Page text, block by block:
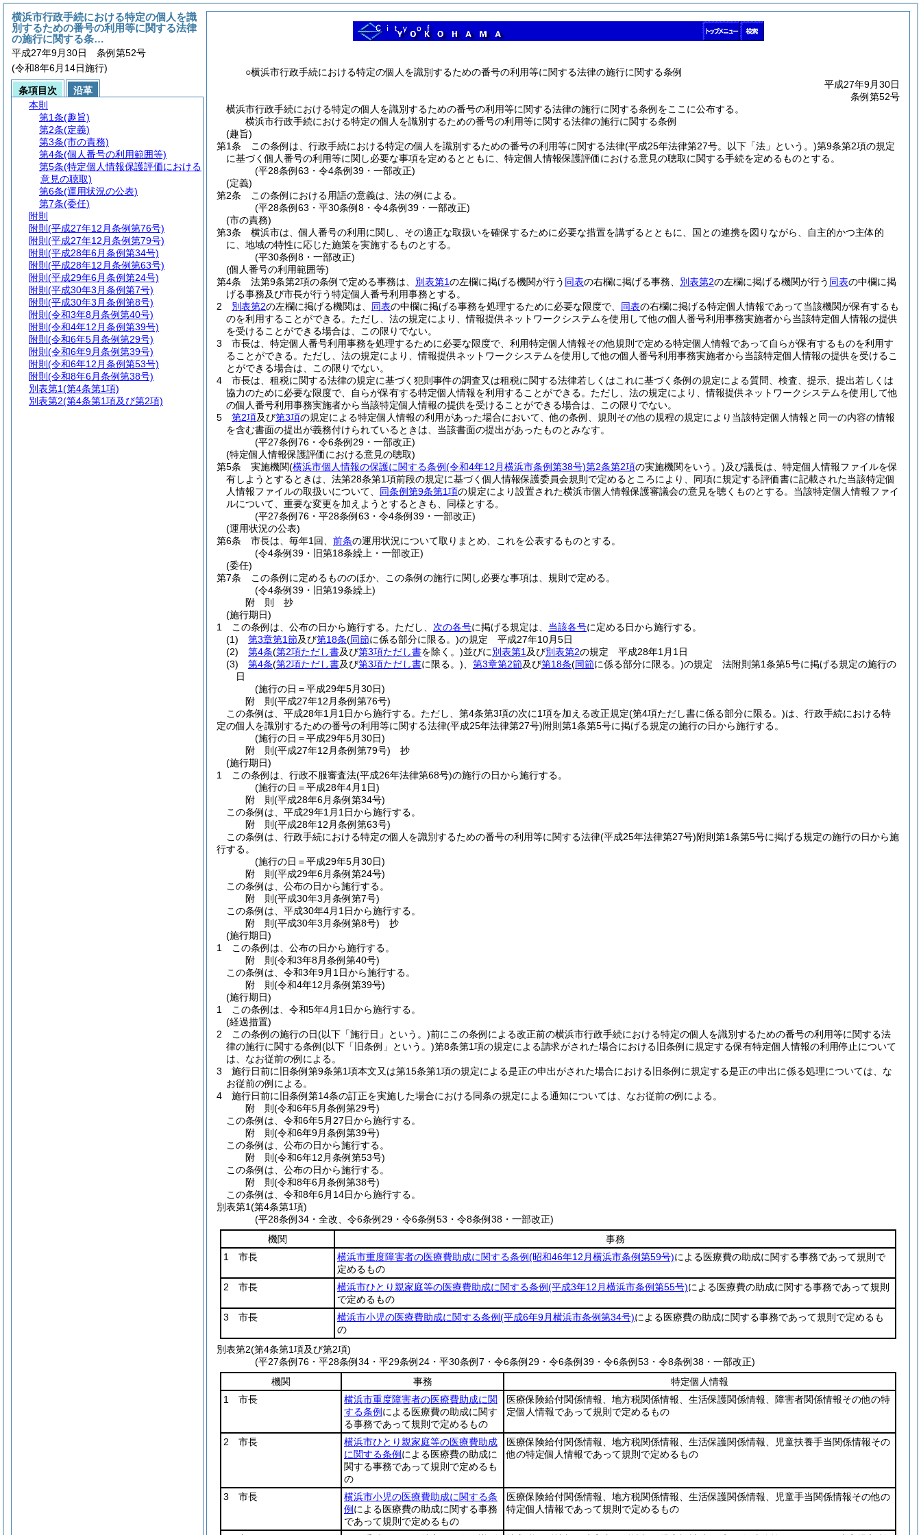
○横浜市行政手続における特定の個人を識別するための番号の利用等に関する法律の施行に関する条例
平成27年9月30日
条例第52号
横浜市行政手続における特定の個人を識別するための番号の利用等に関する法律の施行に関する条例をここに公布する。
横浜市行政手続における特定の個人を識別するための番号の利用等に関する法律の施行に関する条例
(趣旨)
第1条
この条例は、行政手続における特定の個人を識別するための番号の利用等に関する法律(平成25年法律第27号。以下「法」という。)第9条第2項の規定
に基づく個人番号の利用等に関し必要な事項を定めるとともに、特定個人情報保護評価における意見の聴取に関する手続を定めるものとする。
(平28条例63・令4条例39・一部改正)
(定義)
第2条
この条例における用語の意義は、法の例による。
(平28条例63・平30条例8・令4条例39・一部改正)
(市の責務)
第3条
横浜市は、個人番号の利用に関し、その適正な取扱いを確保するために必要な措置を講ずるとともに、国との連携を図りながら、自主的かつ主体的
に、地域の特性に応じた施策を実施するものとする。
(平30条例8・一部改正)
(個人番号の利用範囲等)
第4条
法第9条第2項の条例で定める事務は、 別表第1の左欄に掲げる機関が行う 同表の右欄に掲げる事務、 別表第2の左欄に掲げる機関が行う 同表の中欄に掲
げる事務及び市長が行う特定個人番号利用事務とする。
2
別表第2の左欄に掲げる機関は、 同表の中欄に掲げる事務を処理するために必要な限度で、 同表の右欄に掲げる特定個人情報であって当該機関が保有するも
のを利用することができる。 ただし、法の規定により、情報提供ネットワークシステムを使用して他の個人番号利用事務実施者から当該特定個人情報の提供
を受けることができる場合は、この限りでない。
3
市長は、特定個人番号利用事務を処理するために必要な限度で、利用特定個人情報その他規則で定める特定個人情報であって自らが保有するものを利用す
ることができる。 ただし、法の規定により、情報提供ネットワークシステムを使用して他の個人番号利用事務実施者から当該特定個人情報の提供を受けるこ
とができる場合は、この限りでない。
4
市長は、租税に関する法律の規定に基づく犯則事件の調査又は租税に関する法律若しくはこれに基づく条例の規定による質問、検査、提示、提出若しくは
協力のために必要な限度で、自らが保有する特定個人情報を利用することができる。 ただし、法の規定により、情報提供ネットワークシステムを使用して他
の個人番号利用事務実施者から当該特定個人情報の提供を受けることができる場合は、この限りでない。
5
第2項及び第3項の規定による特定個人情報の利用があった場合において、他の条例、規則その他の規程の規定により当該特定個人情報と同一の内容の情報
を含む書面の提出が義務付けられているときは、当該書面の提出があったものとみなす。
(平27条例76・令6条例29・一部改正)
(特定個人情報保護評価における意見の聴取)
第5条
実施機関(横浜市個人情報の保護に関する条例(令和4年12月横浜市条例第38号)第2条第2項の実施機関をいう。)及び議長は、特定個人情報ファイルを保
有しようとするときは、法第28条第1項前段の規定に基づく個人情報保護委員会規則で定めるところにより、同項に規定する評価書に記載された当該特定個
人情報ファイルの取扱いについて、 同条例第9条第1項の規定により設置された横浜市個人情報保護審議会の意見を聴くものとする。 当該特定個人情報ファイ
ルについて、重要な変更を加えようとするときも、同様とする。
(平27条例76・平28条例63・令4条例39・一部改正)
(運用状況の公表)
第6条
市長は、毎年1回、 前条の運用状況について取りまとめ、これを公表するものとする。
(令4条例39・旧第18条繰上・一部改正)
(委任)
第7条
この条例に定めるもののほか、この条例の施行に関し必要な事項は、規則で定める。
(令4条例39・旧第19条繰上)
附 則
抄
(施行期日)
1
この条例は、公布の日から施行する。 ただし、 次の各号に掲げる規定は、 当該各号に定める日から施行する。
(1)
第3章第1節及び第18条(同節に係る部分に限る。)の規定 平成27年10月5日
(2)
第4条(第2項ただし書及び第3項ただし書を除く。)並びに別表第1 及び別表第2の規定 平成28年1月1日
(3)
第4条(第2項ただし書及び第3項ただし書に限る。) 第3章第2節及び第18条(同節に係る部分に限る。)の規定 法附則第1条第5号に掲げる規定の施行の
日
(施行の日＝平成29年5月30日)
附 則(平成27年12月条例第76号)
この条例は、平成28年1月1日から施行する。 ただし、第4条第3項の次に1項を加える改正規定(第4項ただし書に係る部分に限る。)は、行政手続における特
定の個人を識別するための番号の利用等に関する法律(平成25年法律第27号)附則第1条第5号に掲げる規定の施行の日から施行する。
(施行の日＝平成29年5月30日)
附 則(平成27年12月条例第79号) 抄
(施行期日)
1
この条例は、行政不服審査法(平成26年法律第68号)の施行の日から施行する。
(施行の日＝平成28年4月1日)
附 則(平成28年6月条例第34号)
この条例は、平成29年1月1日から施行する。
附 則(平成28年12月条例第63号)
この条例は、行政手続における特定の個人を識別するための番号の利用等に関する法律(平成25年法律第27号)附則第1条第5号に掲げる規定の施行の日から施
行する。
(施行の日＝平成29年5月30日)
附 則(平成29年6月条例第24号)
この条例は、公布の日から施行する。
附 則(平成30年3月条例第7号)
この条例は、平成30年4月1日から施行する。
附 則(平成30年3月条例第8号) 抄
(施行期日)
1
この条例は、公布の日から施行する。
附 則(令和3年8月条例第40号)
この条例は、令和3年9月1日から施行する。
附 則(令和4年12月条例第39号)
(施行期日)
1
この条例は、令和5年4月1日から施行する。
(経過措置)
2
この条例の施行の日(以下「施行日」という。)前にこの条例による改正前の横浜市行政手続における特定の個人を識別するための番号の利用等に関する法
律の施行に関する条例 (以下「旧条例」という。)第8条第1項の規定による請求がされた場合における旧条例に規定する保有特定個人情報の利用停止について
は、なお従前の例による。
3
施行日前に旧条例第9条第1項本文又は第15条第1項の規定による是正の申出がされた場合における旧条例に規定する是正の申出に係る処理については、な
お従前の例による。
4
施行日前に旧条例第14条の訂正を実施した場合における同条の規定による通知については、なお従前の例による。
附 則(令和6年5月条例第29号)
この条例は、令和6年5月27日から施行する。
附 則(令和6年9月条例第39号)
この条例は、公布の日から施行する。
附 則(令和6年12月条例第53号)
この条例は、公布の日から施行する。
附 則(令和8年6月条例第38号)
この条例は、令和8年6月14日から施行する。
別表第1(第4条第1項)
(平28条例34・全改、令6条例29・令6条例53・令8条例38・一部改正)
機関
事務
1 市長
横浜市重度障害者の医療費助成に関する条例(昭和46年12月横浜市条例第59号)による医療費の助成に関する事務であって規則で
定めるもの
2 市長
横浜市ひとり親家庭等の医療費助成に関する条例(平成3年12月横浜市条例第55号)による医療費の助成に関する事務であって規則
で定めるもの
3 市長
横浜市小児の医療費助成に関する条例(平成6年9月横浜市条例第34号)による医療費の助成に関する事務であって規則で定めるも
の
別表第2(第4条第1項及び第2項)
(平27条例76・平28条例34・平29条例24・平30条例7・令6条例29・令6条例39・令6条例53・令8条例38・一部改正)
機関
事務
特定個人情報
1 市長
横浜市重度障害者の医療費助成に関
する条例 による医療費の助成に関す
る事務であって規則で定めるもの
医療保険給付関係情報、地方税関係情報、生活保護関係情報、障害者関係情報その他の特
定個人情報であって規則で定めるもの
2 市長
横浜市ひとり親家庭等の医療費助成
に関する条例 による医療費の助成に
関する事務であって規則で定めるも
の
医療保険給付関係情報、地方税関係情報、生活保護関係情報、児童扶養手当関係情報その
他の特定個人情報であって規則で定めるもの
3 市長
横浜市小児の医療費助成に関する条
例 による医療費の助成に関する事務
であって規則で定めるもの
医療保険給付関係情報、地方税関係情報、生活保護関係情報、児童手当関係情報その他の
特定個人情報であって規則で定めるもの
横浜市行政手続における特定の個人を識
別するための番号の利用等に関する法律
の施行に関する条…
平成27年9月30日 条例第52号
(令和8年6月14日施行)
条項目次
沿革
本則
第1条(趣旨)
第2条(定義)
第3条(市の責務)
第4条(個人番号の利用範囲等)
第5条(特定個人情報保護評価における
意見の聴取)
第6条(運用状況の公表)
第7条(委任)
附則
附則 (平成27年12月条例第76号)
附則 (平成27年12月条例第79号)
附則 (平成28年6月条例第34号)
附則 (平成28年12月条例第63号)
附則 (平成29年6月条例第24号)
附則 (平成30年3月条例第7号)
附則 (平成30年3月条例第8号)
附則 (令和3年8月条例第40号)
附則 (令和4年12月条例第39号)
附則 (令和6年5月条例第29号)
附則 (令和6年9月条例第39号)
附則 (令和6年12月条例第53号)
附則 (令和8年6月条例第38号)
別表第1(第4条第1項)
別表第2(第4条第1項及び第2項)